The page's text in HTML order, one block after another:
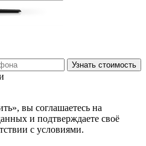
вы соглашаетесь на
и подтверждаете своё
с условиями.